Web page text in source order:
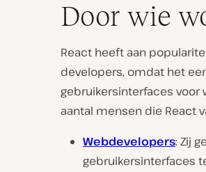
Door wie
React heeft aan
developers, omdat het
gebruikersinterfaces
aantal mensen die React
Webdevelopers: Zij
gebruikersinterfaces